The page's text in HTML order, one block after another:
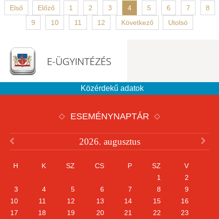
Első Előző 1 2 3 4 5 6 7
8
9
10 11 12 Következő Utolsó
Közérdekű adatok
ESEMÉNYNAPTÁR
2026. augusztus
H K SZ CS P SZ
V
1
2
3
4 5 6 7 8
9
10
11 12 13 14 15
16
17
18 19 20 21 22 23